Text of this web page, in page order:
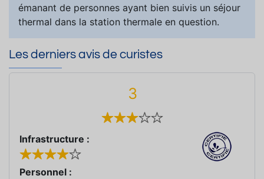
émanant de personnes ayant bien suivis un séjour
thermal dans la station thermale en question.
Les derniers avis de curistes
3
Infrastructure :
Personnel :